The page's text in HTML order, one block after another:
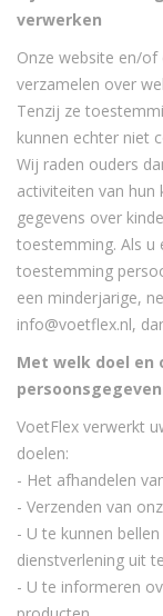
verwerken
Onze website en/
verzamelen over
Tenzij ze
kunnen echter niet
Wij raden ouders
activiteiten van
gegevens over
toestemming. Als u
toestemming
een minderjarige,
info@voetflex.nl,
Met welk doel en
VoetFlex verwerkt
doelen:
- Het afhandelen
- Verzenden van
- U te kunnen
dienstverlening uit
- U te informeren